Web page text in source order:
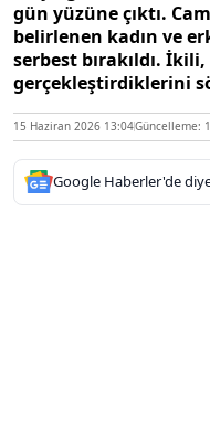
gün yüzüne çıktı.
belirlenen kadın ve
serbest bırakıldı.
gerçekleştirdiklerini
15 Haziran 2026 13:04Güncelleme:
Google Haberler'de